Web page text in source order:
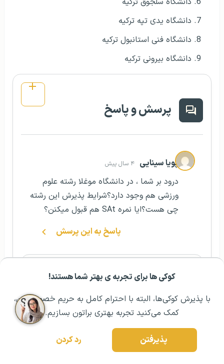
کوکی ها برای تجربه ی بهتر شما هستند!
با پذیرش کوکی‌ها، البته با احترام کامل به حریم خصوصیتون،
کمک می‌کنید تجربه بهتری براتون بسازیم.
پذیرفتن رد کردن
مشــاوره اولیه رایگان: ۰۲۱ ۴۳۰۰۰ ۰۲۱ رزرو مشاوره تخصصی
دانشگاه یدی تپه ترکیه
دانشگاه فنی استانبول ترکیه
دانشگاه بیرونی ترکیه
پرسش و پاسخ
پویا سینایی ۴ سال پیش
درود بر شما ، در دانشگاه موغلا رشته علوم
ورزشی هم وجود دارد؟شرایط پذیرش این رشته
چی هست؟ایا نمره SAt هم قبول میکنن؟
پاسخ به این پرسش
پریا نایب‌یان ۴ سال پیش
سلام پویا عزیز ممنون از همراهی شما با
خونواده گوتوتی‌آر، بله دوست عزیز در دانشگاه
موغلا رشته علوم ورزشی وجود دارد , برای
قبولی در این دانشگاه با نمره آزمون اس ای